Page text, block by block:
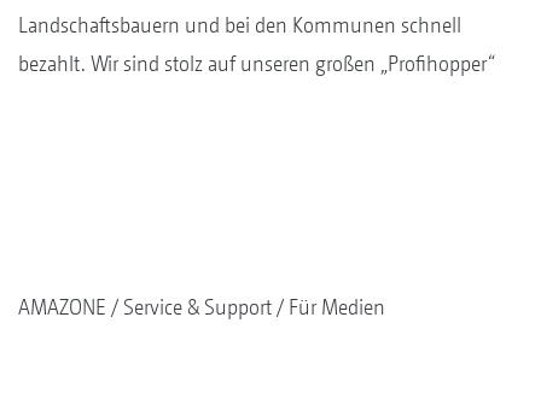
Landschaftsbauern und bei den Kommunen schnell
bezahlt. Wir sind stolz auf unseren großen „Profihopper“
AMAZONE Service & Support Für Medien